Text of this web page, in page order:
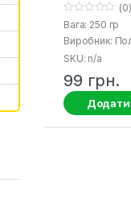
0
o
u
o
5
(0)
Вага: 250 гр
Виробник:
SKU: n/a
99 грн.